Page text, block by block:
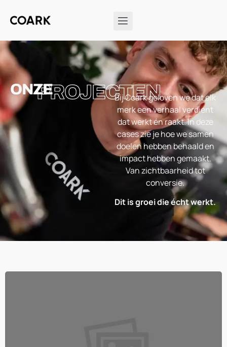
ONZEPROJECTENBij Coark geloven we dat elk
merk een verhaal verdient
dat werkt én raakt. In deze
cases zie je hoe we samen
doelen hebben behaald en
impact hebben gemaakt.
Van zichtbaarheid tot
conversie.
Dit is groei die écht werkt.